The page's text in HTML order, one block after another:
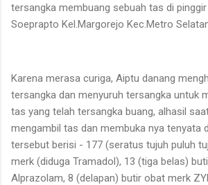
tersangka membuang sebuah tas di
Soeprapto Kel.Margorejo Kec.Metro
Karena merasa curiga, Aiptu danang
tersangka dan menyuruh tersangka untuk
tas yang telah tersangka buang, alhasil
mengambil tas dan membuka nya tenyata
tersebut berisi - 177 (seratus tujuh puluh
merk (diduga Tramadol), 13 (tiga belas)
Alprazolam, 8 (delapan) butir obat merk